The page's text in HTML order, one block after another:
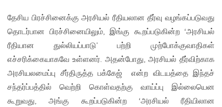
தேசிய பிரச்சினைக்கு அரசியல் ரீதியலான தீர்வு வழங்கப்படுவது
தொடர்பான பிரச்சினையிலும், இங்கு கூறப்படுகின்ற ‘அரசியல்
ரீதியான துல்லியப்பாடு’ பற்றி முற்போக்குவாதிகள்
எச்சரிக்கையாகவே உள்ளனர். அதன்போது, அரசியல் தீர்விற்காக
அரசியலமைப்பு சீர்திருத்த பக்கேஜ் என்ற விடயத்தை இந்தச்
சந்தர்ப்பத்தில் வெற்றி கொள்வதற்கு வாய்ப்பு இல்லையென
கூறுவது, அங்கு கூறப்படுகின்ற ‘அரசியல் ரீதியிலான